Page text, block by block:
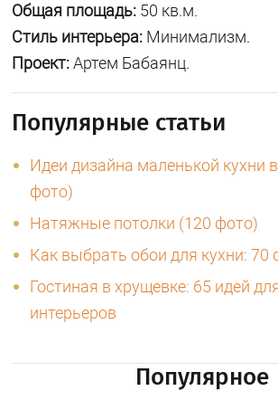
Общая площадь: 50 кв.м.
Стиль интерьера: Минимализм.
Проект:Артем Бабаянц.
Популярные статьи
Идеи дизайна маленькой кухни
фото)
Натяжные потолки (120 фото)
Как выбрать обои для кухни: 70
Гостиная в хрущевке: 65 идей
интерьеров
Популярное